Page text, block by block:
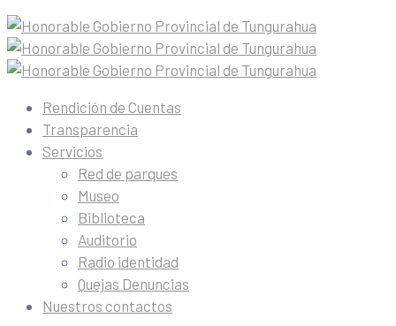
Rendición de Cuentas
Transparencia
Servicios
Red de parques
Museo
Biblioteca
Auditorio
Radio identidad
Quejas Denuncias
Nuestros contactos